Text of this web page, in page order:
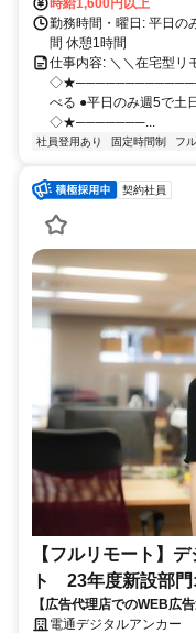
時給1,600円以上
勤務時間・曜日: 平日の
間 休憩1時間
仕事内容: ＼＼在宅型リ
べる ●平日のみ週5で土
◇★───────...
社員登用あり 固定時間制 フ
契約社員
【フルリモート】
ト 23年度新設部
【広告代理店でのWEB広
G／全国×完全在宅／年休
電通デジタルアンカー